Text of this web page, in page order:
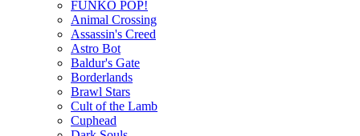
FUNKO POP!
Animal Crossing
Assassin's Creed
Astro Bot
Baldur's Gate
Borderlands
Brawl Stars
Cult of the Lamb
Cuphead